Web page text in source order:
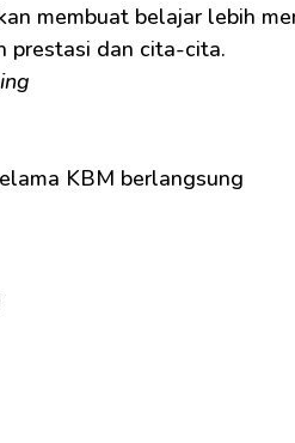
membuat belajar lebih
prestasi dan cita-cita.
KBM berlangsung